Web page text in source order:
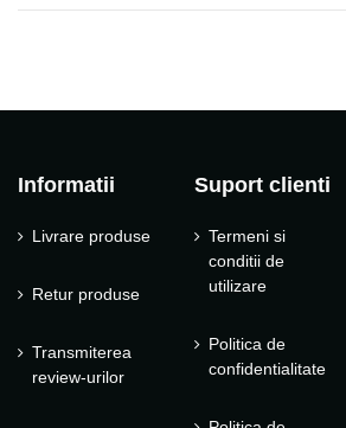
Informatii
Livrare produse
Retur produse
Transmiterea
review-urilor
Suport clienti
Termeni si
conditii de
utilizare
Politica de
confidentialitate